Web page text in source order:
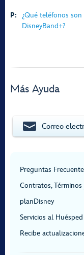
P:
¿Qué teléfonos
DisneyBand+?
Más Ayuda
Correo
Preguntas
Contratos, Términos
planDisney
Servicios al Huésped
Recibe